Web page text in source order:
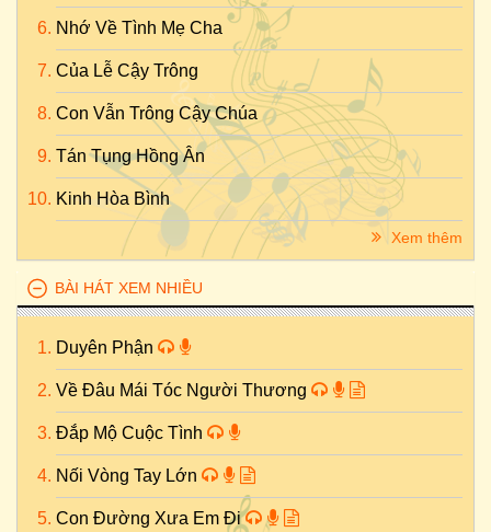
Nhớ Về Tình Mẹ Cha
Của Lễ Cậy Trông
Con Vẫn Trông Cậy Chúa
Tán Tụng Hồng Ân
Kinh Hòa Bình
Xem thêm
BÀI HÁT XEM NHIỀU
Duyên Phận
Về Đâu Mái Tóc Người Thương
Đắp Mộ Cuộc Tình
Nối Vòng Tay Lớn
Con Đường Xưa Em Đi